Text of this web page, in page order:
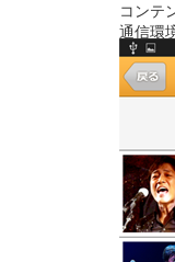
コンテ
通信環
ンロー
※ダウ
※新端
ロー
ダウン
た日か
い方が